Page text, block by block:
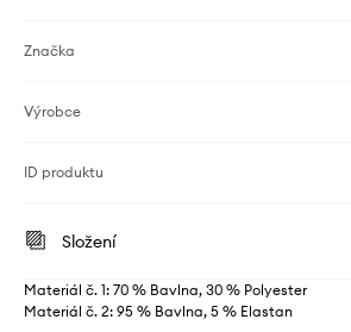
Značka
Výrobce
ID produktu
Složení
Materiál č. 1: 70 % Bavlna, 30 % Polyester
Materiál č. 2: 95 % Bavlna, 5 % Elastan